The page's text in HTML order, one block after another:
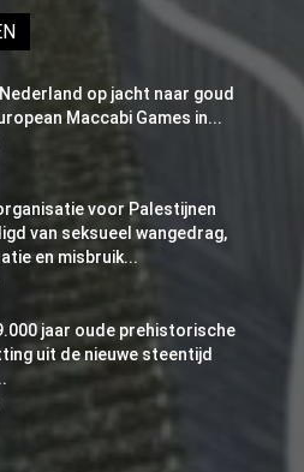
op jacht naar goud
Maccabi Games in...
voor Palestijnen
van seksueel wangedrag,
en misbruik...
jaar oude prehistorische
uit de nieuwe steentijd